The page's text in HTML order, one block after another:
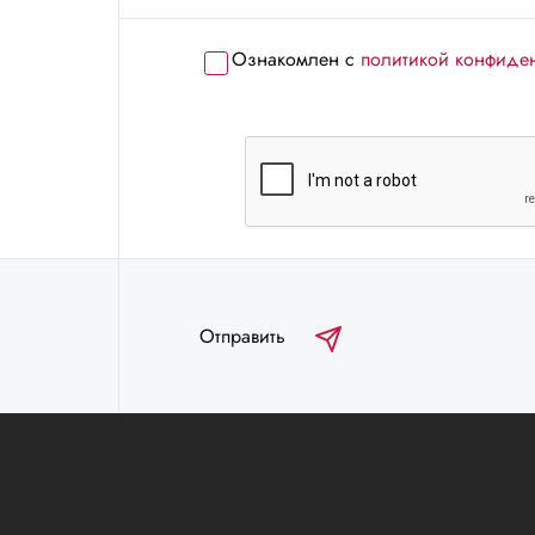
Ознакомлен с политикой
Отправить